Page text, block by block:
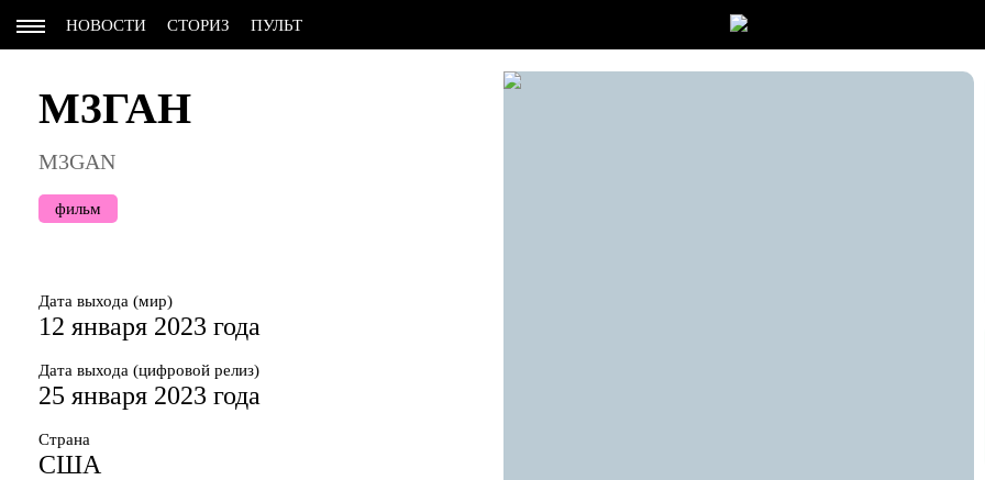
НОВОСТИ СТОРИЗ ПУЛЬТ
М3ГАН
M3GAN
фильм
Дата выхода (мир)
12 января 2023 года
Дата выхода (цифровой релиз)
25 января 2023 года
Страна
США